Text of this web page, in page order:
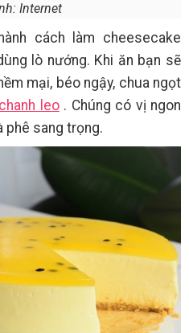
Internet
cách làm cheesecake
lò nướng. Khi ăn bạn sẽ
mại, béo ngậy, chua ngọt
chanh leo. Chúng có vị ngon
phê sang trọng.